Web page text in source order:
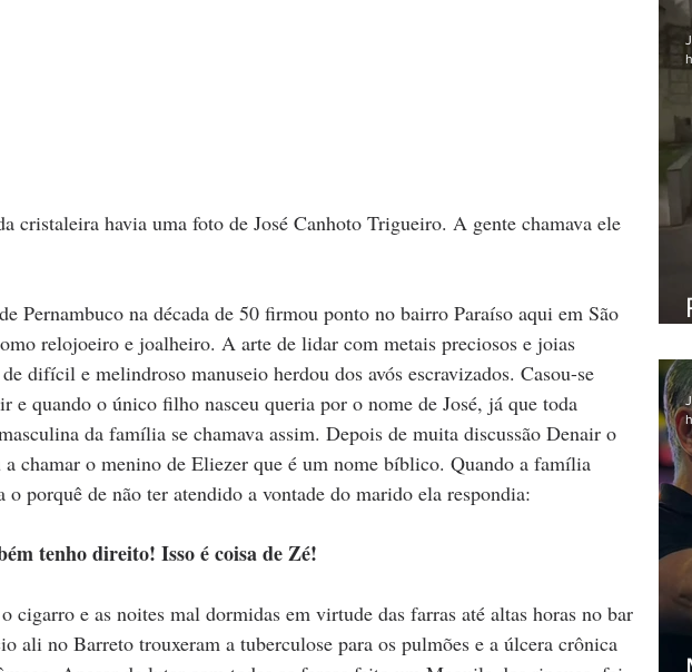
cristaleira havia uma foto de José Canhoto Trigueiro. A gente chamava ele
relojoeiro e joalheiro. A arte de lidar com metais preciosos e joias
difícil e melindroso manuseio herdou dos avós escravizados. Casou-se
e quando o único filho nasceu queria por o nome de José, já que toda
da família se chamava assim. Depois de muita discussão Denair o
a chamar o menino de Eliezer que é um nome bíblico. Quando a família
o porquê de não ter atendido a vontade do marido ela respondia:
tenho direito! Isso é coisa de Zé!
cigarro e as noites mal dormidas em virtude das farras até altas horas no bar
ali no Barreto trouxeram a tuberculose para os pulmões e a úlcera crônica